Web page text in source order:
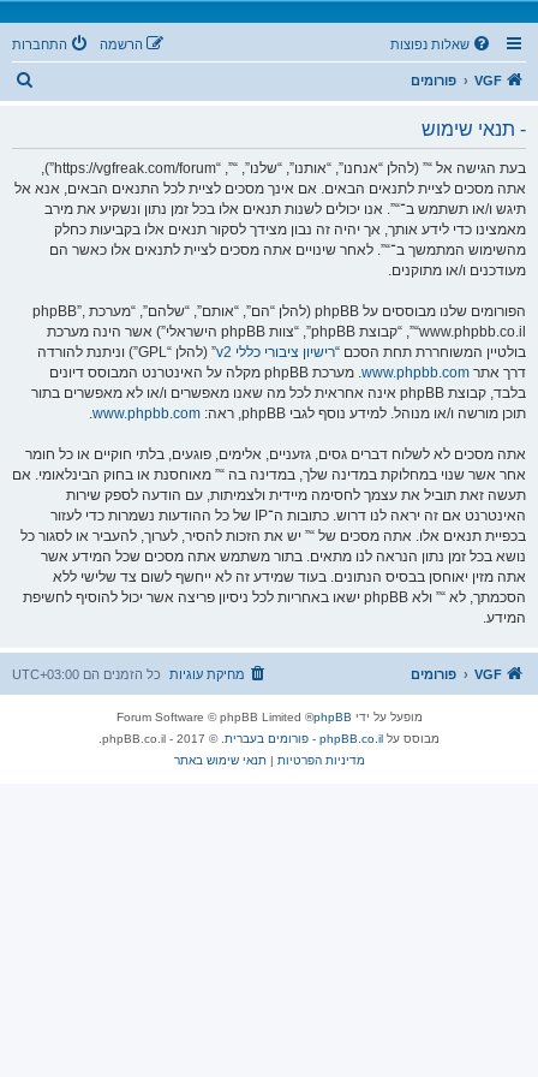
שאלות נפוצות התחברות הרשמה
VGF פורומים
- תנאי שימוש
בעת הגישה אל “” (להלן “אנחנו”, “אותנו”, “שלנו”, “”, “https://vgfreak.com/forum”),
אתה מסכים לציית לתנאים הבאים. אם אינך מסכים לציית לכל התנאים הבאים, אנא אל
תיגש ו/או תשתמש ב־“”. אנו יכולים לשנות תנאים אלו בכל זמן נתון ונשקיע את מירב
מאמצינו כדי לידע אותך, אך יהיה זה נבון מצידך לסקור תנאים אלו בקביעות כחלק
מהשימוש המתמשך ב־“”. לאחר שינויים אתה מסכים לציית לתנאים אלו כאשר הם
מעודכנים ו/או מתוקנים.
הפורומים שלנו מבוססים על phpBB (להלן “הם”, “אותם”, “שלהם”, “מערכת phpBB”,
“www.phpbb.co.il”, “קבוצת phpBB”, “צוות phpBB הישראלי”) אשר הינה מערכת
בולטיין המשוחררת תחת הסכם “רישיון ציבורי כללי v2
” (להלן “GPL”) וניתנת להורדה
דרך אתר www.phpbb.com
. מערכת phpBB מקלה על האינטרנט המבוסס דיונים
בלבד, קבוצת phpBB אינה אחראית לכל מה שאנו מאפשרים ו/או לא מאפשרים בתור
תוכן מורשה ו/או מנוהל. למידע נוסף לגבי phpBB, ראה:
www.phpbb.com
.
אתה מסכים לא לשלוח דברים גסים, גזעניים, אלימים, פוגעים, בלתי חוקיים או כל חומר
אחר אשר שנוי במחלוקת במדינה שלך, במדינה בה “” מאוחסנת או בחוק הבינלאומי. אם
תעשה זאת תוביל את עצמך לחסימה מיידית ולצמיתות, עם הודעה לספק שירות
האינטרנט אם זה יראה לנו דרוש. כתובות ה־IP של כל ההודעות נשמרות כדי לעזור
בכפיית תנאים אלו. אתה מסכים של “” יש את הזכות להסיר, לערוך, להעביר או לסגור כל
נושא בכל זמן נתון הנראה לנו מתאים. בתור משתמש אתה מסכים שכל המידע אשר
אתה מזין יאוחסן בבסיס הנתונים. בעוד שמידע זה לא ייחשף לשום צד שלישי ללא
הסכמתך, לא “” ולא phpBB ישאו באחריות לכל ניסיון פריצה אשר יכול להוסיף לחשיפת
המידע.
VGF פורומים כל הזמנים הם UTC+03:00 מחיקת עוגיות
מופעל על ידי phpBB
® Forum Software © phpBB Limited
מבוסס על phpBB.co.il - פורומים בעברית
. © 2017 - phpBB.co.il.
מדיניות הפרטיות |תנאי שימוש באתר